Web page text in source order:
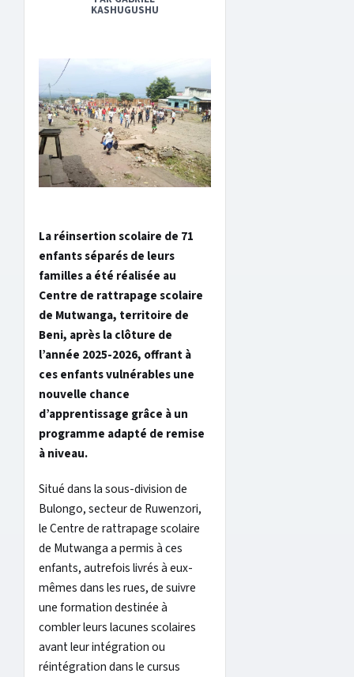
KASHUGUSHU
La réinsertion scolaire de 71
enfants séparés de leurs
familles a été réalisée au
Centre de rattrapage scolaire
de Mutwanga, territoire de
Beni, après la clôture de
l’année 2025-2026, offrant à
ces enfants vulnérables une
nouvelle chance
d’apprentissage grâce à un
programme adapté de remise
à niveau.
Situé dans la sous-division de
Bulongo, secteur de Ruwenzori,
le Centre de rattrapage scolaire
de Mutwanga a permis à ces
enfants, autrefois livrés à eux-
mêmes dans les rues, de suivre
une formation destinée à
combler leurs lacunes scolaires
avant leur intégration ou
réintégration dans le cursus